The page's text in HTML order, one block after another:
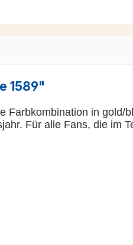
1589"
Farbkombination in
Für alle Fans, die im